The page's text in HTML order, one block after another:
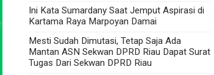
Ini Kata Sumardany Saat Jemput Aspirasi di
Kartama Raya Marpoyan Damai
Mesti Sudah Dimutasi, Tetap Saja Ada
Mantan ASN Sekwan DPRD Riau Dapat Surat
Tugas Dari Sekwan DPRD Riau